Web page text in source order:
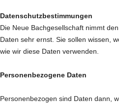
Datenschutzbestimmungen
Die Neue Bachgesellschaft nimmt
Daten sehr ernst. Sie sollen wissen,
wie wir diese Daten verwenden.
Personenbezogene Daten
Personenbezogen sind Daten dann,